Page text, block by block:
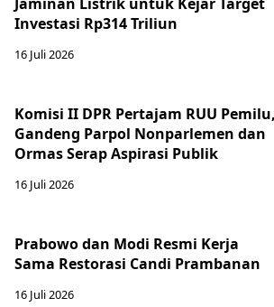
Investasi Rp314 Triliun
16 Juli 2026
Komisi II DPR Pertajam RUU Pemilu,
Gandeng Parpol Nonparlemen dan
Ormas Serap Aspirasi Publik
16 Juli 2026
Prabowo dan Modi Resmi Kerja
Sama Restorasi Candi Prambanan
16 Juli 2026